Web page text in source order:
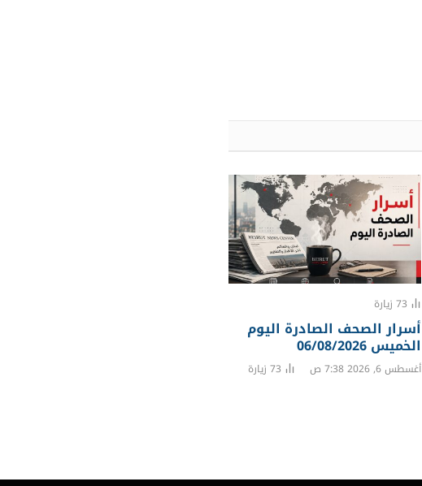
73 زيارة
أسرار الصحف الصادرة اليوم
الخميس 06/08/2026
أغسطس 6, 2026 7:38 ص 73 زيارة